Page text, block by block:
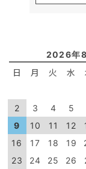
2026年
日 月 火 水
2
3 4 5
9
10 11 12
16
17 18 19
23
24 25 26